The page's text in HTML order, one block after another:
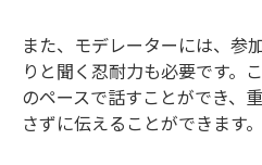
また、モデレーターには、参
りと聞く忍耐力も必要です。
のペースで話すことができ、
さずに伝えることができます。